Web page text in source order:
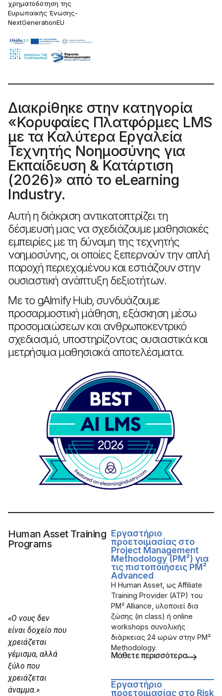
χρηματοδότηση της
Ευρωπαϊκής Ένωσης-
NextGenerationEU
Διακρίθηκε στην κατηγορία
«Κορυφαίες Πλατφόρμες LMS
με τα Καλύτερα Εργαλεία
Τεχνητής Νοημοσύνης για
Εκπαίδευση & Κατάρτιση
(2026)» από το eLearning
Industry.
Αυτή η διάκριση αντικατοπτρίζει τη
δέσμευσή μας να σχεδιάζουμε μαθησιακές
εμπειρίες με τη δύναμη της τεχνητής
νοημοσύνης, οι οποίες ξεπερνούν την απλή
παροχή περιεχομένου και εστιάζουν στην
ουσιαστική ανάπτυξη δεξιοτήτων.
Με το gAImify Hub, συνδυάζουμε
προσαρμοστική μάθηση, εξάσκηση μέσω
προσομοιώσεων και ανθρωποκεντρικό
σχεδιασμό, υποστηρίζοντας ουσιαστικά και
μετρήσιμα μαθησιακά αποτελέσματα.
Human Asset Training
Programs
«Ο νους δεν
είναι δοχείο που
χρειάζεται
γέμισμα, αλλά
ξύλο που
χρειάζεται
άναμμα.»
Εργαστήριο
προετοιμασίας στο
Project Management
Methodology (PM²) για
τις πιστοποιήσεις PM²
Advanced
Η Human Asset, ως Affiliate
Training Provider (ATP) του
PM² Alliance, υλοποιεί δια
ζώσης (in class) ή online
workshops συνολικής
διάρκειας 24 ωρών στην PM²
Methodology.
Μάθετε περισσότερα
Εργαστήριο
προετοιμασίας στο Risk